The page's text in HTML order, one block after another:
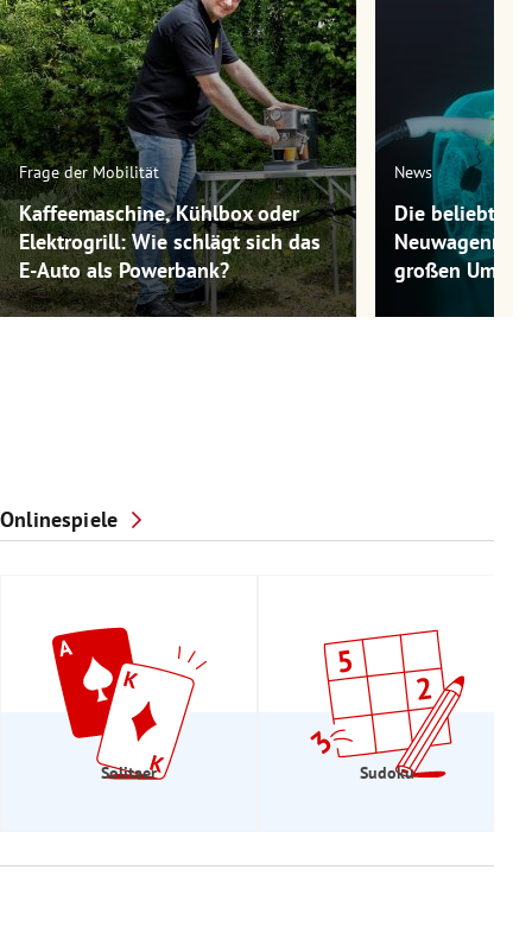
Frage der Mobilität
Kaffeemaschine, Kühlbox oder
Elektrogrill: Wie schlägt sich das
E-Auto als Powerbank?
News
Die
großen
Onlinespiele
Solitaer Sudoku